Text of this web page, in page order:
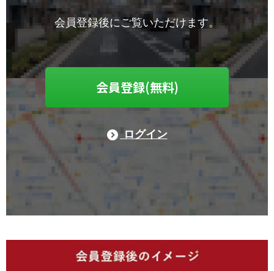
会員登録後にご覧いただけます。
会員登録(無料)
ログイン